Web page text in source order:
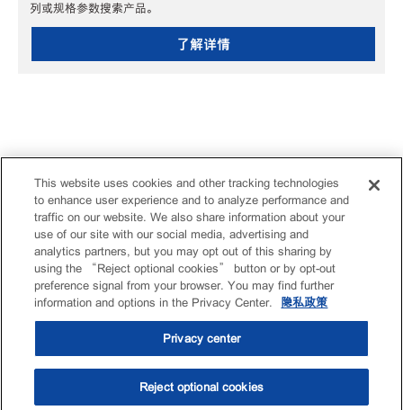
列或规格参数搜索产品。
了解详情
This website uses cookies and other tracking technologies
to enhance user experience and to analyze performance and
traffic on our website. We also share information about your
use of our site with our social media, advertising and
analytics partners, but you may opt out of this sharing by
using the “Reject optional cookies” button or by opt-out
preference signal from your browser. You may find further
information and options in the Privacy Center.
隐私政策
Privacy center
Reject optional cookies